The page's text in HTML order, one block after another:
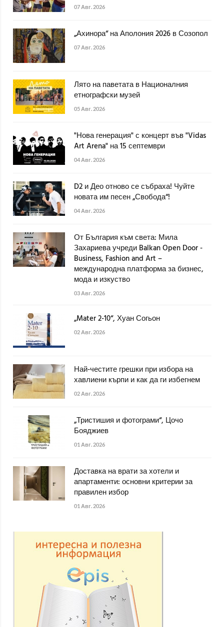
07 Авг. 2026
„Ахинора“ на Аполония 2026 в Созопол
07 Авг. 2026
Лято на паветата в Националния
етнографски музей
05 Авг. 2026
"Нова генерация" с концерт във "Vidas
Art Arena" на 15 септември
04 Авг. 2026
D2 и Део отново се събраха! Чуйте
новата им песен „Свобода“!
04 Авг. 2026
От България към света: Мила
Захариева учреди Balkan Open Door -
Business, Fashion and Art –
международна платформа за бизнес,
мода и изкуство
03 Авг. 2026
„Mater 2-10“, Хуан Согьон
02 Авг. 2026
Най-честите грешки при избора на
хавлиени кърпи и как да ги избегнем
02 Авг. 2026
„Тристишия и фотограми“, Цочо
Бояджиев
01 Авг. 2026
Доставка на врати за хотели и
апартаменти: основни критерии за
правилен избор
01 Авг. 2026